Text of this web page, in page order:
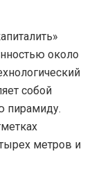
около
собой
пирамиду.
метров и